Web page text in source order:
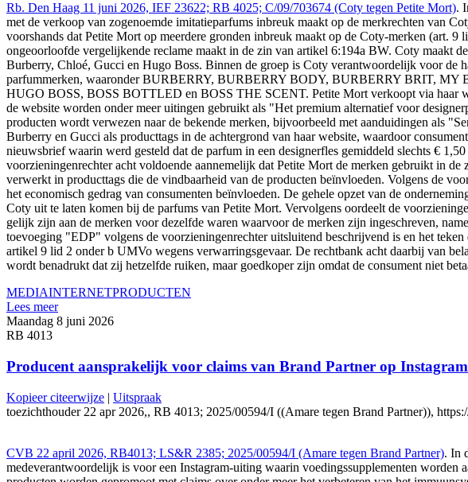
Rb. Den Haag 11 juni 2026, IEF 23622; RB 4025; C/09/703674 (Coty tegen Petite Mort).
met de verkoop van zogenoemde imitatieparfums inbreuk maakt op de merkrechten van
voorshands dat Petite Mort op meerdere gronden inbreuk maakt op de Coty‑merken (art.
ongeoorloofde vergelijkende reclame maakt in de zin van artikel 6:194a BW. Coty maakt
Burberry, Chloé, Gucci en Hugo Boss. Binnen de groep is Coty verantwoordelijk voor de
parfummerken, waaronder BURBERRY, BURBERRY BODY, BURBERRY BRIT,
HUGO BOSS, BOSS BOTTLED en BOSS THE SCENT. Petite Mort verkoopt via haar
de website worden onder meer uitingen gebruikt als "Het premium alternatief voor
producten wordt verwezen naar de bekende merken, bijvoorbeeld met aanduidingen als
Burberry en Gucci als producttags in de achtergrond van haar website, waardoor
nieuwsbrief waarin werd gesteld dat de parfum in een designerfles gemiddeld slechts €
voorzieningenrechter acht voldoende aannemelijk dat Petite Mort de merken gebruikt in
verwerkt in producttags die de vindbaarheid van de producten beïnvloeden. Volgens de
het economisch gedrag van consumenten beïnvloeden. De gehele opzet van de
Coty uit te laten komen bij de parfums van Petite Mort. Vervolgens oordeelt de
gelijk zijn aan de merken voor dezelfde waren waarvoor de merken zijn ingeschreven,
toevoeging "EDP" volgens de voorzieningenrechter uitsluitend beschrijvend is en het
artikel 9 lid 2 onder b UMVo wegens verwarringsgevaar. De rechtbank acht daarbij van
wordt benadrukt dat zij hetzelfde ruiken, maar goedkoper zijn omdat de consument niet
MEDIAINTERNETPRODUCTEN
Lees meer
Maandag 8 juni 2026
RB 4013
Producent aansprakelijk voor claims van Brand Partner op Instagram
Kopieer citeerwijze | Uitspraak
toezichthouder 22 apr 2026,, RB 4013; 2025/00594/I ((Amare tegen Brand Partner)),
CVB 22 april 2026, RB4013; LS&R 2385; 2025/00594/I (Amare tegen Brand Partner). In
medeverantwoordelijk is voor een Instagram-uiting waarin voedingssupplementen worden